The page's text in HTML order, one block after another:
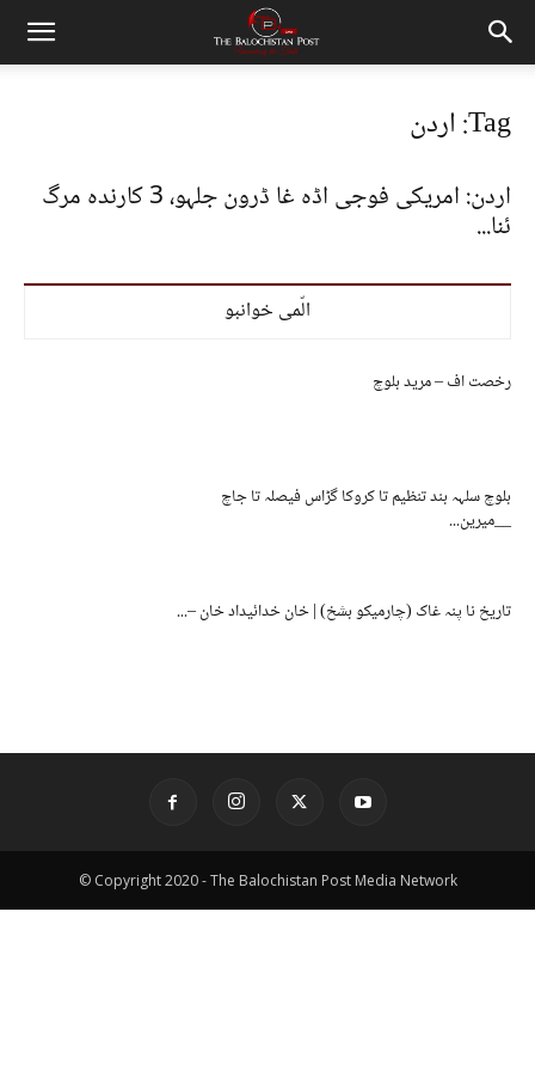
Tag: اردن
اردن: امریکی فوجی اڈہ غا ڈرون جلہو، 3 کارندہ مرگ
ئنا...
الّمی خوانبو
رخصت اف – مرید بلوچ
بلوچ سلہہ بند تنظیم تا کروکا گڑاس فیصلہ تا جاچ
__میرین...
تاریخ نا پنہ غاک (چارمیکو بشخ) | خان خدائیداد خان –...
© Copyright 2020 - The Balochistan Post Media Network